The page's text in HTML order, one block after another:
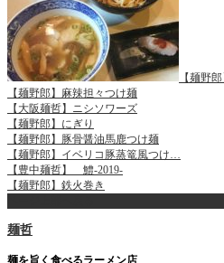
【麺野
【麺野郎】麻辣担々つけ麺
【大阪麺哲】ニシソワーズ
【麺野郎】にぎり
【麺野郎】豚骨醤油馬鹿つけ麺
【麺野郎】イベリコ豚蒸篭風つけ…
【豊中麺哲】 鱧-2019-
【麺野郎】鉄火巻き
麺哲
麺を旨く食べるラーメン店